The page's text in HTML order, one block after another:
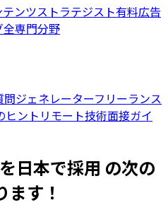
テンツストラテジスト有料広告
全専門分野
問ジェネレーターフリーランス
ヒント リモート技術面接ガイ
日本で採用 の次の
す！